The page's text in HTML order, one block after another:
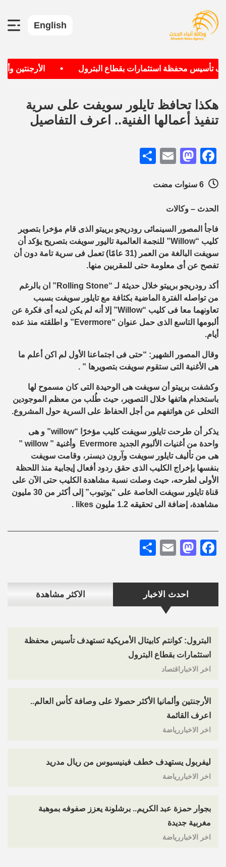
English
تأسيس محفظة استثمارات بقطاع البترول الأرجنتين
احدث الاخبار الاكثر مشاهدة
البترول: كوانتم كابيتال الأمريكية تستهدف تأسيس محفظة
استثمارات بقطاع البترول
اخر الاخباراقتصاد
الأرجنتين وألمانيا الأكثر حصولا على وصافة كأس العالم..
اعرف القائمة
اخر الاخباررياضة
ليفربول يستهدف خطف فينيسيوس من ريال مدريد
اخر الاخباررياضة
بجوار حمزة عبد الكريم.. برشلونة يعزز صفوفه بموهبة
مغربية جديدة
اخر الاخباررياضة
هكذا تحافظ تايلور سويفت على سرية
تنفيذ أعمالها الفنية.. اعرف التفاصيل
Facebook
Mastodon
Email
الحدث – وكالات
فاجأ المصور السينمائى رودريجو برييتو الذى قام مؤخرا بتصوير
كليب “Willow” للنجمة العالمية تاليور سويفت بتصريح يؤكد أن
سويفت البالغة من العمر (31 عامًا) تعمل فى سرية تامة دون أن
تفصح عن أى معلومة حتى للمقربين منها.
أكد رودريجو برييتو خلال حديثة لـ “Rolling Stone ” ان بالرغم
من تواصله الفترة الماضية بكثافة مع تايلور سويفت بسبب
تعاونهما معا فى كليب “Willow” إلا أنه لم يكن لديه أى فكرة عن
ألبومها التاسع الذى حمل عنوان “Evermore ” و اطلقته منذ عده
أيام.
وقال المصور الشهير: “حتى فى اجتماعنا الأول لم اكن أعلم ما
هى الأغنية التى ستقوم سويفت بتصويرها ” .
وكشفت برييتو أن سويفت هى الوحيدة التى كان مسموح لها
باستخدام هاتفها خلال التصوير، حيث طُلب من معظم الموجودين
التخلى عن هواتفهم من أجل الحفاظ على السرية حول المشروع.
يذكر أن طرحت تايلور سويفت كليب مؤخرًا “willow” و هى
واحدة من أغنيات الألبوم الجديد Evermore وأغنية ”willow
”
هى من تأليف تايلور سويفت وآرون ديسنر، وقامت سويفت
بنفسها بإخراج الكليب الذى حقق ردود أفعال إيجابية منذ اللحظة
الأولى لطرحه، حيث وصلت نسبة مشاهدة الكليب حتى الآن على
قناة تايلور سويفت الخاصة على “يوتيوب” إلى أكثر من 30 مليون
مشاهدة، إضافة الى تحقيقه 1.2 مليون
likes
.
Facebook
Mastodon
Email